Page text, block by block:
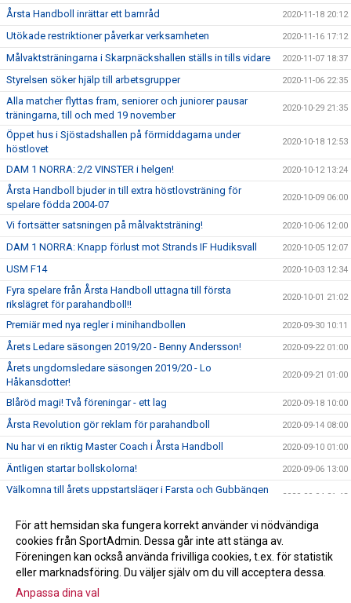
Årsta Handboll inrättar ett barnråd 2020-11-18 20:12
Utökade restriktioner påverkar verksamheten 2020-11-16 17:12
Målvaktsträningarna i Skarpnäckshallen ställs in tills vidare 2020-11-07 18:37
Styrelsen söker hjälp till arbetsgrupper 2020-11-06 22:35
Alla matcher flyttas fram, seniorer och juniorer pausar
träningarna, till och med 19 november
2020-10-29 21:35
Öppet hus i Sjöstadshallen på förmiddagarna under
höstlovet
2020-10-18 12:53
DAM 1 NORRA: 2/2 VINSTER i helgen! 2020-10-12 13:24
Årsta Handboll bjuder in till extra höstlovsträning för
spelare födda 2004-07
2020-10-09 06:00
Vi fortsätter satsningen på målvaktsträning! 2020-10-06 12:00
DAM 1 NORRA: Knapp förlust mot Strands IF Hudiksvall 2020-10-05 12:07
USM F14 2020-10-03 12:34
Fyra spelare från Årsta Handboll uttagna till första
rikslägret för parahandboll!!
2020-10-01 21:02
Premiär med nya regler i minihandbollen 2020-09-30 10:11
Årets Ledare säsongen 2019/20 - Benny Andersson! 2020-09-22 01:00
Årets ungdomsledare säsongen 2019/20 - Lo
Håkansdotter!
2020-09-21 01:00
Blåröd magi! Två föreningar - ett lag 2020-09-18 10:00
Årsta Revolution gör reklam för parahandboll 2020-09-14 08:00
Nu har vi en riktig Master Coach i Årsta Handboll 2020-09-10 01:00
Äntligen startar bollskolorna! 2020-09-06 13:00
Välkomna till årets uppstartsläger i Farsta och Gubbängen
2020-09-04 21:43
Välkomna till Årsmöte den 24 september 2020-09-01 23:11
SOMMARAKTIVITETR PÅ SKARPNÄCKSFÄLTET! 2020-06-26 16:39
För att hemsidan ska fungera korrekt använder vi nödvändiga
cookies från SportAdmin. Dessa går inte att stänga av.
Föreningen kan också använda frivilliga cookies, t.ex. för statistik
eller marknadsföring. Du väljer själv om du vill acceptera dessa.
Anpassa dina val